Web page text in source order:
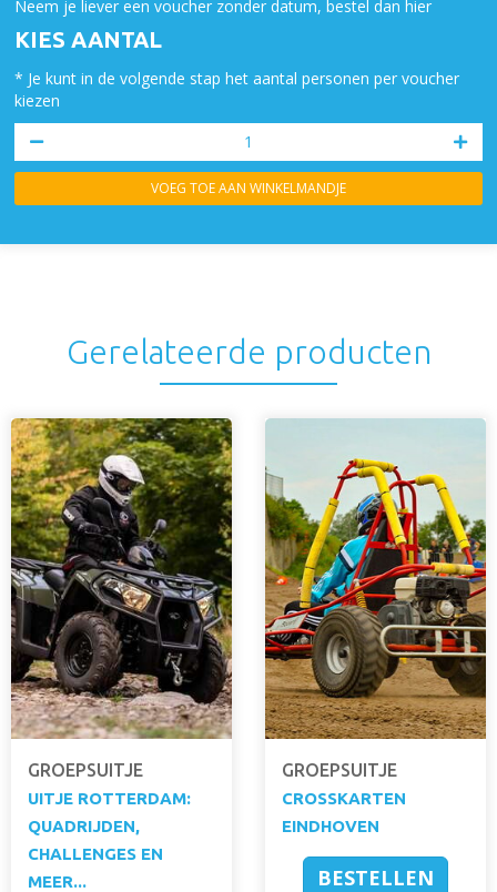
Neem je liever een voucher zonder datum, bestel dan hier
KIES AANTAL
* Je kunt in de volgende stap het aantal personen per voucher
kiezen
VOEG TOE AAN WINKELMANDJE
Gerelateerde producten
GROEPSUITJE
UITJE ROTTERDAM:
QUADRIJDEN,
CHALLENGES EN
MEER...
GROEPSUITJE
CROSSKARTEN
EINDHOVEN
BESTELLEN